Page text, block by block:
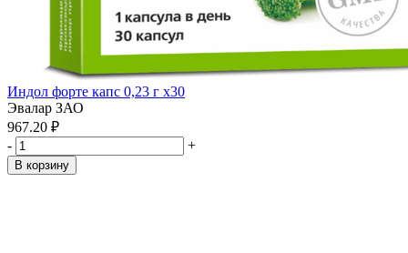
Индол форте капс 0,23 г x30
Эвалар ЗАО
967.20 ₽
-
+
В корзину